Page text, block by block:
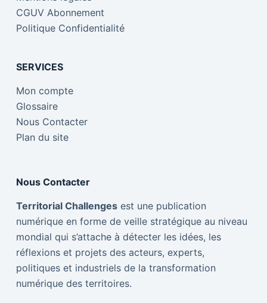
CGUV Abonnement
Politique Confidentialité
SERVICES
Mon compte
Glossaire
Nous Contacter
Plan du site
Nous Contacter
Territorial Challengesest une publication
numérique en forme de veille stratégique au niveau
mondial qui s’attache à détecter les idées, les
réflexions et projets des acteurs, experts,
politiques et industriels de la transformation
numérique des territoires.